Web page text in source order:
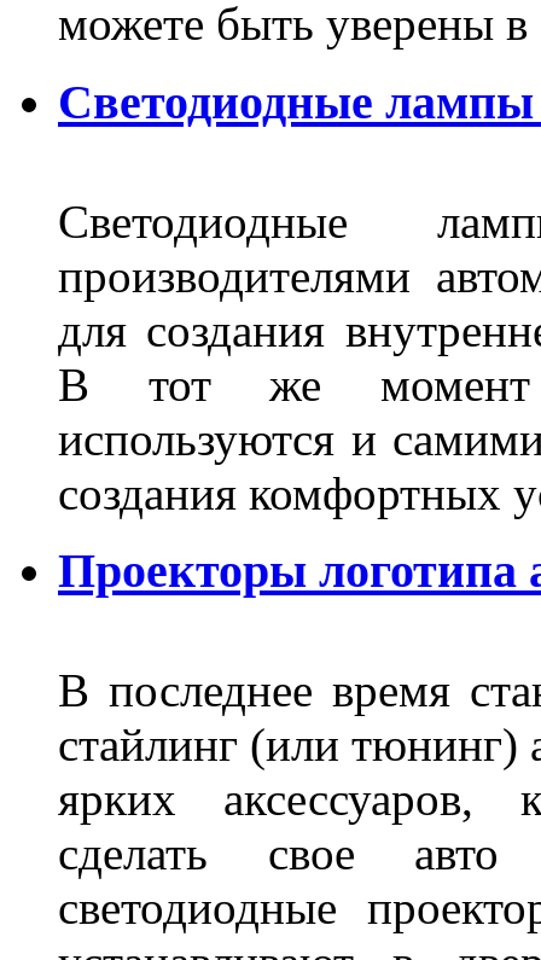
можете быть уверены
Светодиодные
Светодиодные
производителями
для создания
В тот же момент
используются и
создания комфортных
Проекторы логотипа
В последнее время
стайлинг (или тюнинг)
ярких аксессуаров,
сделать свое
светодиодные